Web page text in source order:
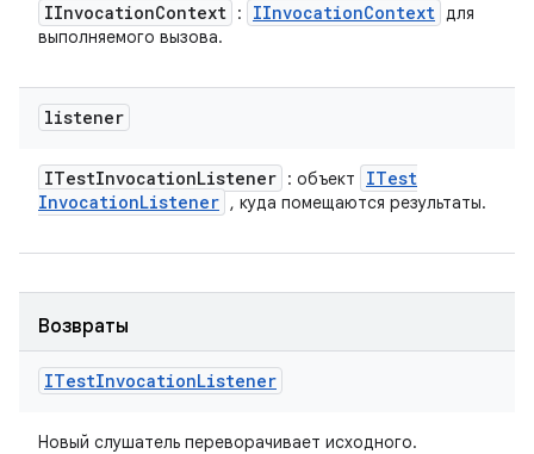
IInvocationContext : IInvocationContext для
выполняемого вызова.
listener
ITestInvocationListener : объект
ITest
InvocationListener , куда помещаются результаты.
Возвраты
ITestInvocationListener
Новый слушатель переворачивает исходного.